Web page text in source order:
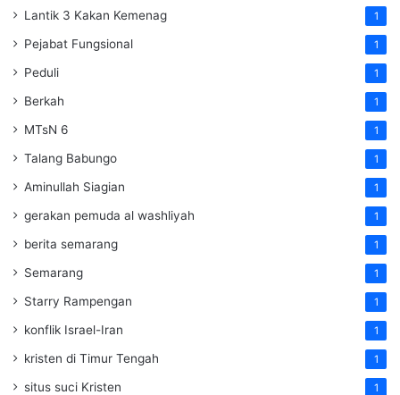
Lantik 3 Kakan Kemenag 1
Pejabat Fungsional 1
Peduli 1
Berkah 1
MTsN 6 1
Talang Babungo 1
Aminullah Siagian 1
gerakan pemuda al washliyah 1
berita semarang 1
Semarang 1
Starry Rampengan 1
konflik Israel-Iran 1
kristen di Timur Tengah 1
situs suci Kristen 1